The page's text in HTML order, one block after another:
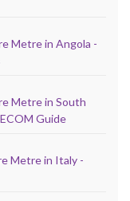
Metre in Angola -
Metre in South
Guide
Metre in Italy -